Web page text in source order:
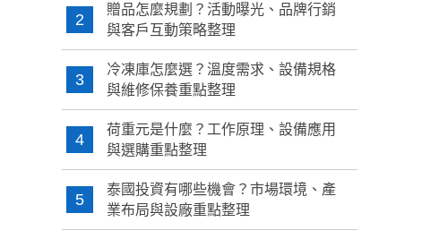
2
贈品怎麼規劃？活動曝光、品牌行銷
與客戶互動策略整理
3
冷凍庫怎麼選？溫度需求、設備規格
與維修保養重點整理
4
荷重元是什麼？工作原理、設備應用
與選購重點整理
5
泰國投資有哪些機會？市場環境、產
業布局與設廠重點整理